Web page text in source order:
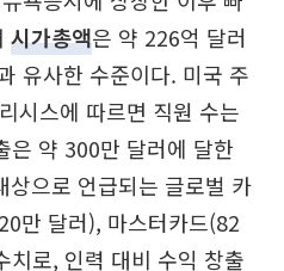
시가총액은 약 226억 달러
유사한 수준이다. 미국 주
시스에 따르면 직원 수는
은 약 300만 달러에 달한
상으로 언급되는 글로벌 카
만 달러), 마스터카드(82
치로, 인력 대비 수익 창출